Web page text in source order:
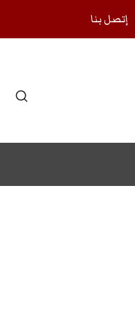
إتصل بنا